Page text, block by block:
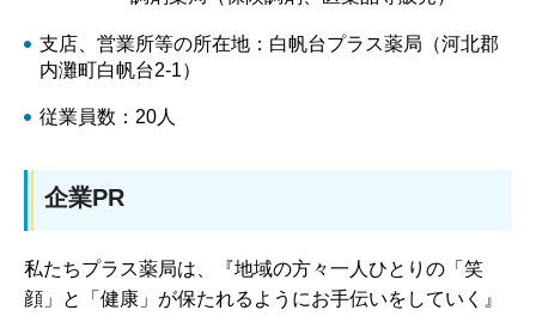
支店、営業所等の所在地：白帆台プラス薬局（河北郡
内灘町白帆台2-1）
従業員数：20人
企業PR
私たちプラス薬局は、『地域の方々一人ひとりの「笑
顔」と「健康」が保たれるようにお手伝いをしていく』